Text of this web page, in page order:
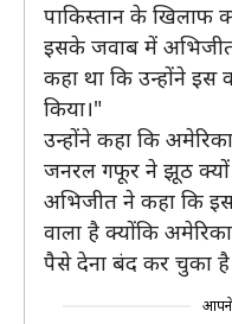
पाकिस्तान के खिलाफ
इसके जवाब में अभिजीत
कहा था कि उन्होंने इस
किया।"
उन्होंने कहा कि
जनरल गफूर ने झूठ क्यों
अभिजीत ने कहा कि
वाला है क्योंकि
पैसे देना बंद कर चुका
आपने